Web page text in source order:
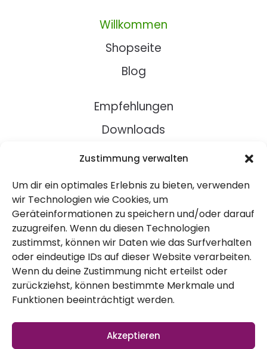
Zustimmung verwalten
Um dir ein optimales Erlebnis zu bieten, verwenden
wir Technologien wie Cookies, um
Geräteinformationen zu speichern und/oder darauf
zuzugreifen. Wenn du diesen Technologien
zustimmst, können wir Daten wie das Surfverhalten
oder eindeutige IDs auf dieser Website verarbeiten.
Wenn du deine Zustimmung nicht erteilst oder
zurückziehst, können bestimmte Merkmale und
Funktionen beeinträchtigt werden.
Akzeptieren
Willkommen
Shopseite
Blog
Empfehlungen
Downloads
Rezepte
Über Uns
Kontakt
Impressum
Datenschutz
AGB